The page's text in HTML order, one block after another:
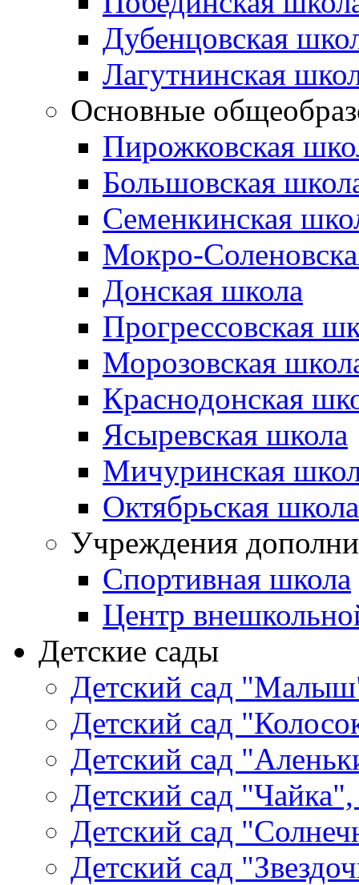
Дубенцовская
Лагутнинская
Основные
Пирожковская
Большовская
Семенкинская
Мокро-
Донская школа
Прогрессовская
Морозовская
Краснодонская
Ясыревская школа
Мичуринская
Октябрьская школа
Учреждения
Спортивная школа
Центр
Детские сады
Детский сад
Детский сад
Детский сад
Детский сад
Детский сад
Детский сад